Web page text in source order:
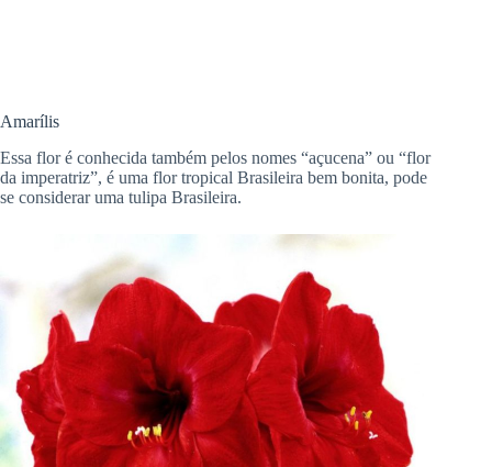
Amarílis
Essa flor é conhecida também pelos nomes “açucena” ou “flor
da imperatriz”, é uma flor tropical Brasileira bem bonita, pode
se considerar uma tulipa Brasileira.